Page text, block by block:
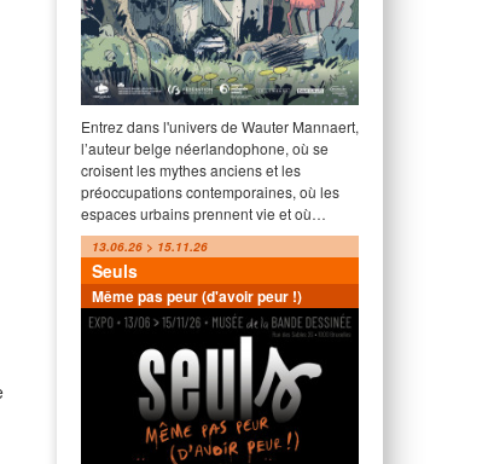
Entrez dans l'univers de Wauter Mannaert,
l’auteur belge néerlandophone, où se
croisent les mythes anciens et les
préoccupations contemporaines, où les
espaces urbains prennent vie et où…
13.06.26 > 15.11.26
Seuls
Même pas peur (d'avoir peur !)